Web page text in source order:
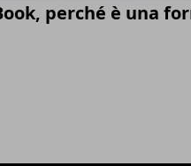
perché è una